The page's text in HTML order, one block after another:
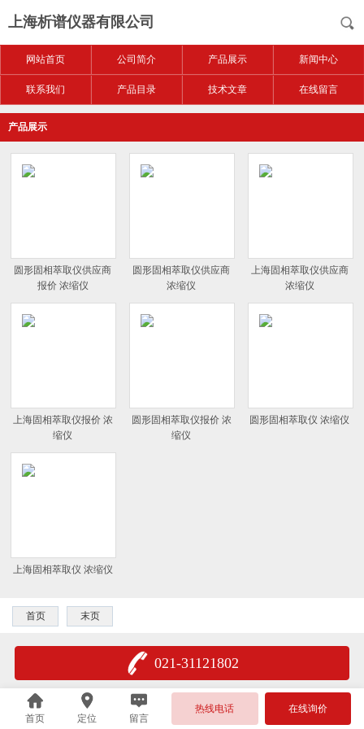
上海析谱仪器有限公司
网站首页 公司简介 产品展示 新闻中心
联系我们 产品目录 技术文章 在线留言
产品展示
圆形固相萃取仪供应商
报价 浓缩仪
圆形固相萃取仪供应商
浓缩仪
上海固相萃取仪供应商
浓缩仪
上海固相萃取仪报价 浓
缩仪
圆形固相萃取仪报价 浓
缩仪
圆形固相萃取仪 浓缩仪
上海固相萃取仪 浓缩仪
首页 末页
021-31121802
首页 定位 留言
热线电话 在线询价